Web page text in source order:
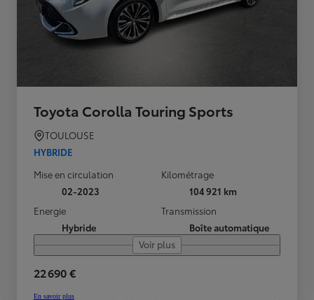
Toyota Corolla Touring Sports
TOULOUSE
HYBRIDE
Mise en circulation
02-2023
Kilométrage
104 921 km
Energie
Hybride
Transmission
Boîte automatique
Voir plus
22 690 €
En savoir plus